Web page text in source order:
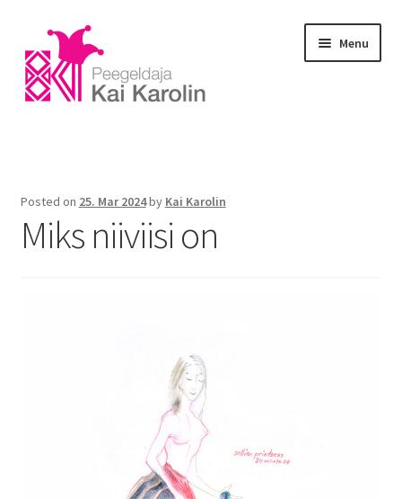
Menu
E-portfoolio
Posted on 25. Mar 2024by Kai Karolin
Miks niiviisi on